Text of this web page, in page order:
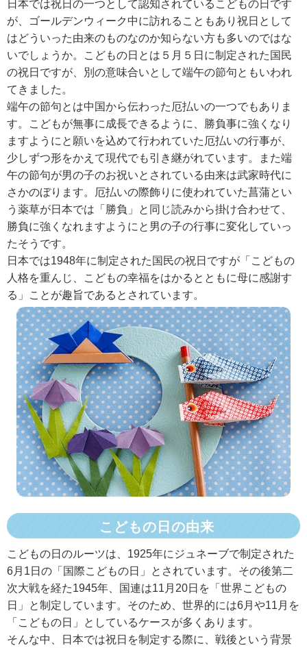
日本では祝日の一つとして認知されているこどもの日です
が、ゴールデンウィーク中に訪れることもあり祝日として
はどういった由来のものなのか知らない方も多いのではな
いでしょうか。こどもの日とは５月５日に制定された国民
の祝日ですが、別の意味合いとして端午の節句ともいわれ
てきました。
端午の節句とは中国から伝わった厄払いの一つでもありま
す。こどもが無事に成長できるように、勝負事に強くなり
ますようにと願いを込めて行われていた厄払いの行事が、
少しずつ形をかえて現代でも引き継がれています。また端
午の節句が男の子のお祝いとされている由来は武家時代に
さかのぼります。厄払いの際飾りに使われていた菖蒲とい
う薬草が日本では「勝負」と同じ読みから掛け合わせて、
勝負に強くなれますようにと男の子の行事に変化していっ
たそうです。
日本では1948年に制定された国民の祝日ですが「こどもの
人格を重んじ、こどもの幸福をはかるとともに母に感謝す
る」ことが趣旨であるとされています。
こどもの日の由来
こどもの日のルーツは、1925年にジュネーブで制定された
6月1日の「国際こどもの日」とされています。その後第二
次大戦を経た1945年、国連は11月20日を「世界こどもの
日」と制定しています。そのため、世界的には6月や11月を
「こどもの日」としているケースが多くあります。
そんな中、日本では祝日を制定する際に、戦後という背景